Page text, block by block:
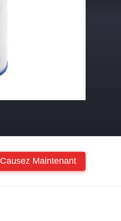
Causez Maintenant